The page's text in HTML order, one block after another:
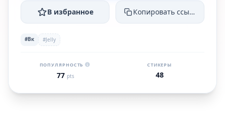
В избранное Копировать ссылку
#Вк #Jelly
ПОПУЛЯРНОСТЬ
77 pts
СТИКЕРЫ
48